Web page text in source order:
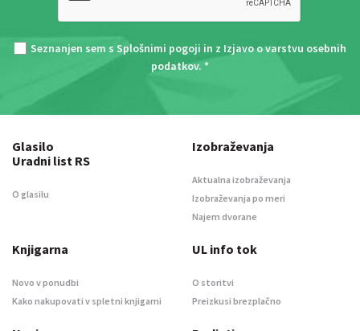
Seznanjen sem s Splošnimi pogoji in z Izjavo o varstvu osebnih
podatkov. *
Glasilo
Uradni list RS
O glasilu
Izobraževanja
Aktualna izobraževanja
Izobraževanja po meri
Najem dvorane
Knjigarna
Novo v ponudbi
Kako nakupovati v spletni knjigarni
UL info tok
O storitvi
Preizkusi brezplačno